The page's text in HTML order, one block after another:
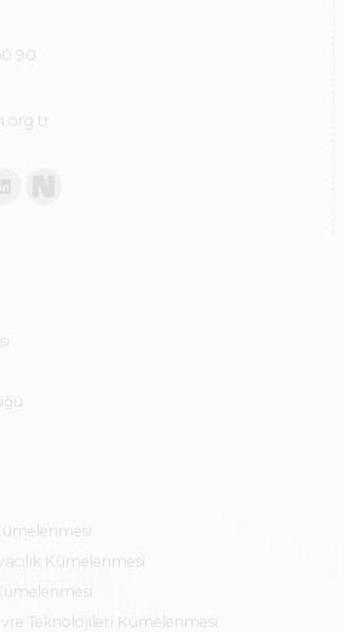
90
Kümelenmesi
Teknolojileri Kümelenmesi